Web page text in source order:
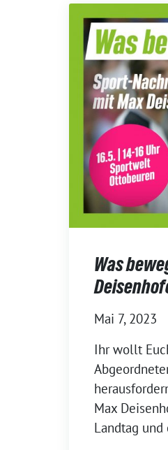
Was
Mai 7, 2023
Ihr wollt
Max
Landtag